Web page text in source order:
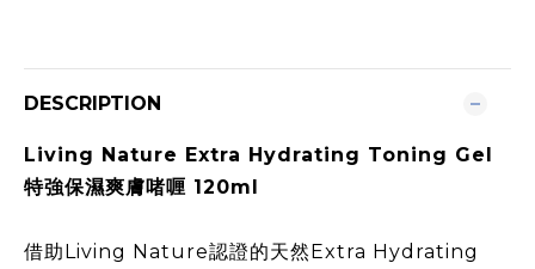
DESCRIPTION
Living Nature Extra Hydrating Toning Gel
特強保濕爽膚啫喱 120ml
借助Living Nature認證的天然Extra Hydrating